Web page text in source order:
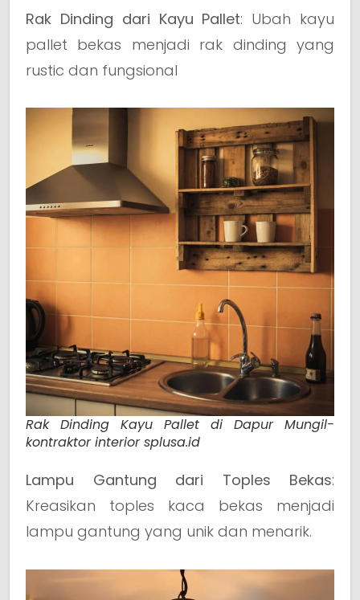
Rak Dinding dari Kayu Pallet: Ubah kayu
pallet bekas menjadi rak dinding yang
rustic dan fungsional
Rak Dinding Kayu Pallet di Dapur Mungil-
kontraktor interior splusa.id
Lampu Gantung dari Toples Bekas:
Kreasikan toples kaca bekas menjadi
lampu gantung yang unik dan menarik.